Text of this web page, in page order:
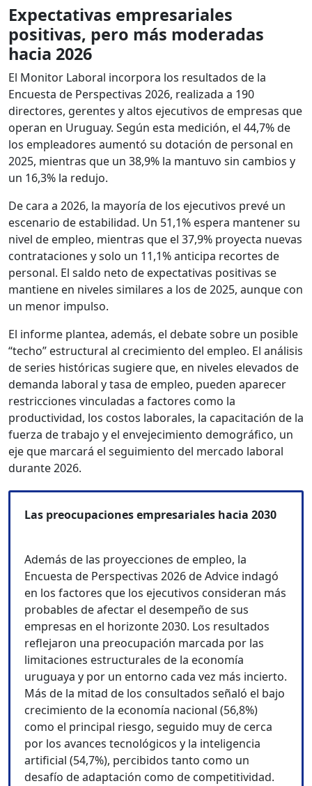
Expectativas empresariales
positivas, pero más moderadas
hacia 2026
El Monitor Laboral incorpora los resultados de la
Encuesta de Perspectivas 2026, realizada a 190
directores, gerentes y altos ejecutivos de empresas que
operan en Uruguay. Según esta medición, el 44,7% de
los empleadores aumentó su dotación de personal en
2025, mientras que un 38,9% la mantuvo sin cambios y
un 16,3% la redujo.
De cara a 2026, la mayoría de los ejecutivos prevé un
escenario de estabilidad. Un 51,1% espera mantener su
nivel de empleo, mientras que el 37,9% proyecta nuevas
contrataciones y solo un 11,1% anticipa recortes de
personal. El saldo neto de expectativas positivas se
mantiene en niveles similares a los de 2025, aunque con
un menor impulso.
El informe plantea, además, el debate sobre un posible
“techo” estructural al crecimiento del empleo. El análisis
de series históricas sugiere que, en niveles elevados de
demanda laboral y tasa de empleo, pueden aparecer
restricciones vinculadas a factores como la
productividad, los costos laborales, la capacitación de la
fuerza de trabajo y el envejecimiento demográfico, un
eje que marcará el seguimiento del mercado laboral
durante 2026.
Las preocupaciones empresariales hacia 2030
Además de las proyecciones de empleo, la
Encuesta de Perspectivas 2026 de Advice indagó
en los factores que los ejecutivos consideran más
probables de afectar el desempeño de sus
empresas en el horizonte 2030. Los resultados
reflejaron una preocupación marcada por las
limitaciones estructurales de la economía
uruguaya y por un entorno cada vez más incierto.
Más de la mitad de los consultados señaló el bajo
crecimiento de la economía nacional (56,8%)
como el principal riesgo, seguido muy de cerca
por los avances tecnológicos y la inteligencia
artificial (54,7%), percibidos tanto como un
desafío de adaptación como de competitividad.